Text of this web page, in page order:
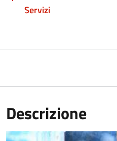
Servizi
Descrizione